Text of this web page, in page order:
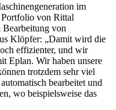
im
Portfolio von Rittal
Bearbeitung von
Klöpfer: „Damit wird die
effizienter, und wir
Eplan. Wir haben unsere
trotzdem sehr viel
bearbeitet und
wo beispielsweise das